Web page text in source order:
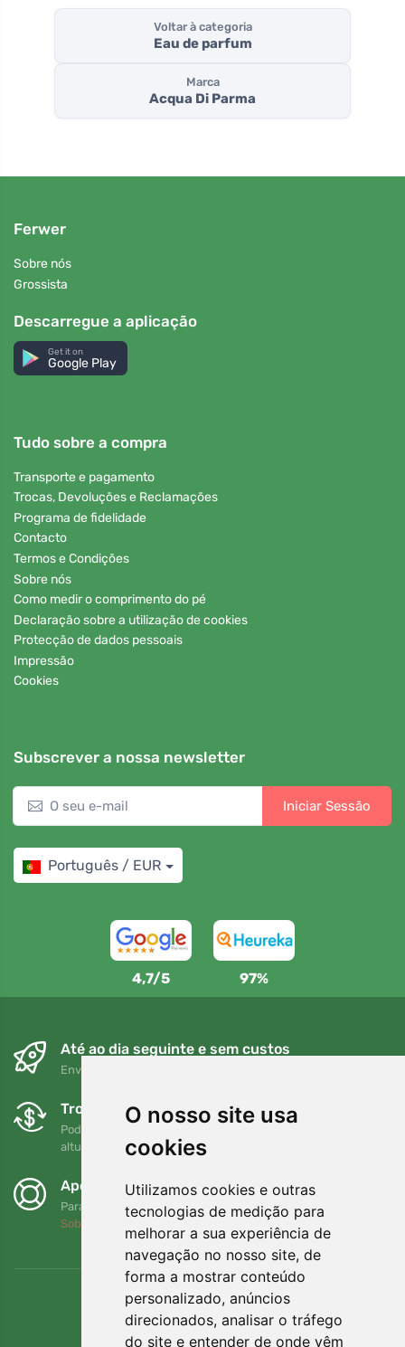
O nosso site usa
cookies
Utilizamos cookies e outras
tecnologias de medição para
melhorar a sua experiência de
navegação no nosso site, de
forma a mostrar conteúdo
personalizado, anúncios
direcionados, analisar o tráfego
do site e entender de onde vêm
Voltar à categoria
Eau de parfum
Marca
Acqua Di Parma
Ferwer
Sobre nós
Grossista
Descarregue a aplicação
Get it on
Google Play
Tudo sobre a compra
Transporte e pagamento
Trocas, Devoluções e Reclamações
Programa de fidelidade
Contacto
Termos e Condições
Sobre nós
Como medir o comprimento do pé
Declaração sobre a utilização de cookies
Protecção de dados pessoais
Impressão
Cookies
Subscrever a nossa newsletter
Iniciar Sessão
Português / EUR
4,7/5 97%
Até ao dia seguinte e sem custos
Envio gratuito para encomendas superiores a 80 EUR
Trocas e devoluções gratuitas
Pode devolver ou trocar a sua encomenda em qualquer
altura no prazo de 90 dias
Apoiamos a Trees.org
Para cada encomenda plantamos uma árvore! Leia mais
Sobre nós